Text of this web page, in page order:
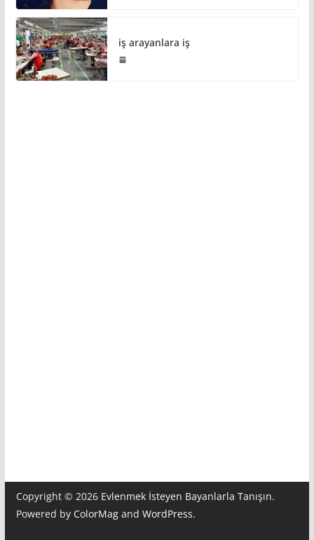
iş arayanlara iş
Copyright © 2026 Evlenmek İsteyen Bayanlarla Tanışın.
Powered by ColorMagand WordPress.